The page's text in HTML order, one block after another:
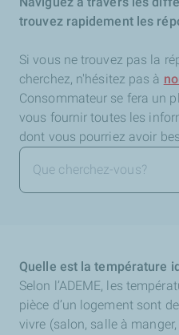
trouvez rapidement les
Si vous ne trouvez pas la
cherchez, n'hésitez pas à
Consommateur se fera un
vous fournir toutes les
dont vous pourriez avoir
Quelle est la température
Selon l’ADEME, les
pièce d’un logement sont
vivre (salon, salle à